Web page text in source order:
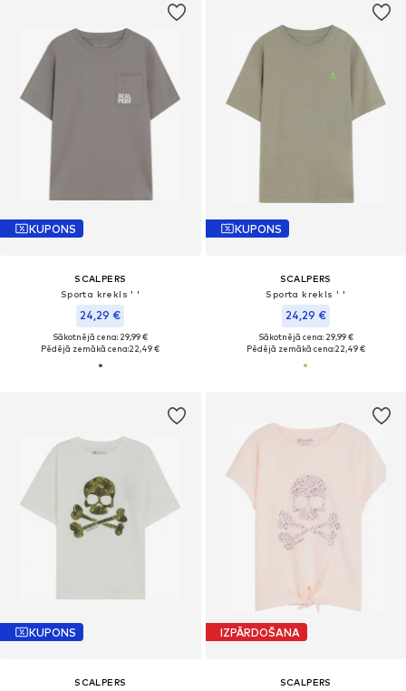
KUPONS
SCALPERS
Sporta krekls ' '
24,29 €
Sākotnējā cena: 29,99 €
Pēdējā zemākā cena:22,49 €
KUPONS
SCALPERS
Sporta krekls ' '
24,29 €
Sākotnējā cena: 29,99 €
Pēdējā zemākā cena:22,49 €
KUPONS
SCALPERS
IZPĀRDOŠANA
SCALPERS